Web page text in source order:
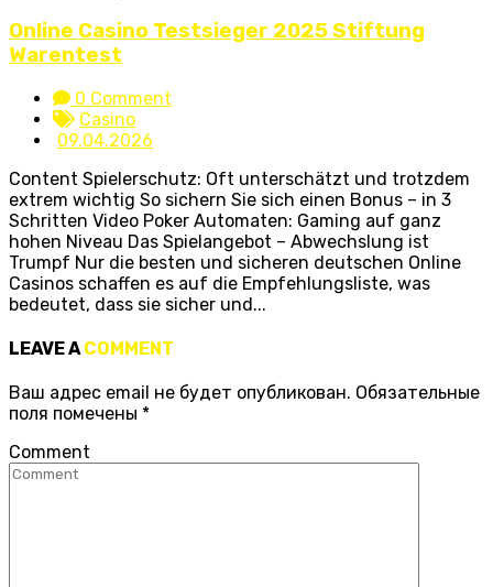
Online Casino Testsieger 2025 Stiftung
Warentest
0 Comment
Casino
09.04.2026
Content Spielerschutz: Oft unterschätzt und trotzdem
extrem wichtig So sichern Sie sich einen Bonus – in 3
Schritten Video Poker Automaten: Gaming auf ganz
hohen Niveau Das Spielangebot – Abwechslung ist
Trumpf Nur die besten und sicheren deutschen Online
Casinos schaffen es auf die Empfehlungsliste, was
bedeutet, dass sie sicher und...
LEAVE ACOMMENT
Ваш адрес email не будет опубликован. Обязательные
поля помечены *
Comment